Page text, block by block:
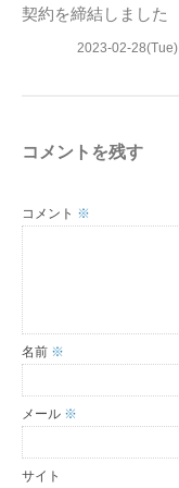
契約を締結しました
2023-02-28(Tue)
コメントを残す
コメント ※
名前 ※
メール ※
サイト